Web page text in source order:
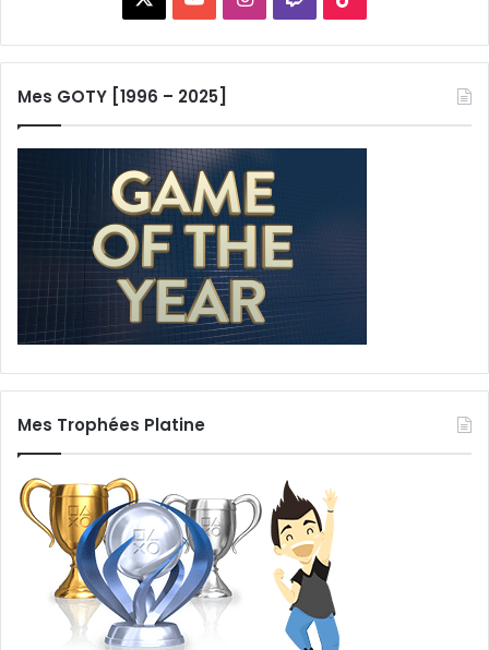
Mes GOTY [1996 – 2025]
Mes Trophées Platine